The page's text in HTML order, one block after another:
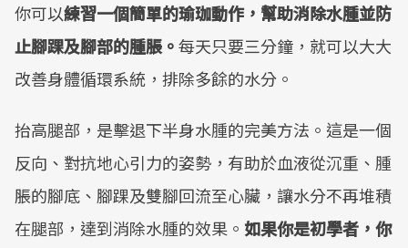
你可以練習一個簡單的瑜珈動作，幫助消除水腫並防
止腳踝及腳部的腫脹。每天只要三分鐘，就可以大大
改善身體循環系統，排除多餘的水分。
抬高腿部，是擊退下半身水腫的完美方法。這是一個
反向、對抗地心引力的姿勢，有助於血液從沉重、腫
脹的腳底、腳踝及雙腳回流至心臟，讓水分不再堆積
在腿部，達到消除水腫的效果。 如果你是初學者，你